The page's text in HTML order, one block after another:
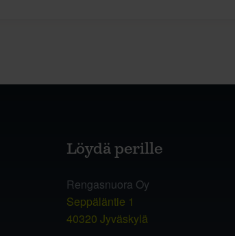
Löydä perille
Rengasnuora Oy
Seppäläntie 1
40320 Jyväskylä